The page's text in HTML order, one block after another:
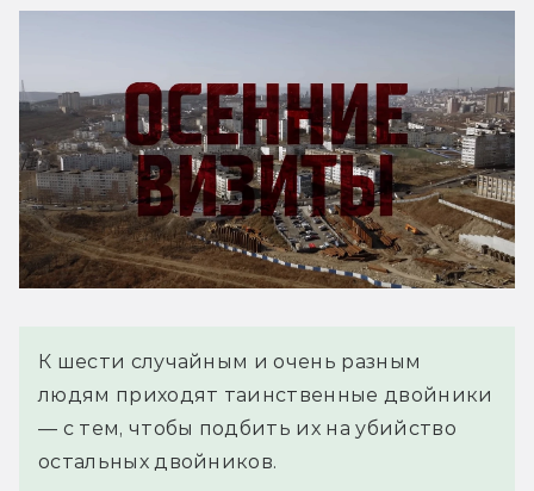
К шести случайным и очень разным
людям приходят таинственные двойники
— с тем, чтобы подбить их на убийство
остальных двойников.